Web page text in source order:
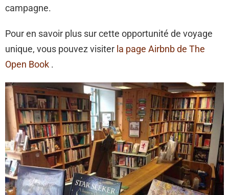
campagne.
Pour en savoir plus sur cette opportunité de voyage
unique, vous pouvez visiter la page Airbnb de The
Open Book .